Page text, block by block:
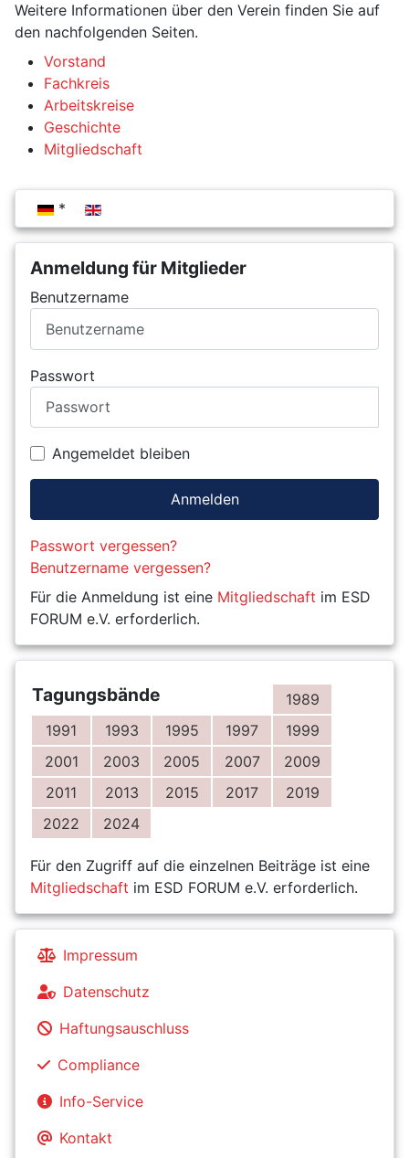
Sprache auswählen
Anmeldung für Mitglieder
Benutzername
Passwort
Angemeldet bleiben
Anmelden
Passwort vergessen?
Benutzername vergessen?
Für die Anmeldung ist eine Mitgliedschaft im ESD
FORUM e.V. erforderlich.
Tagungsbände
1989
1991
1993 1995 1997
1999
2001
2003 2005 2007
2009
2011
2013 2015 2017
2019
2022
2024
Für den Zugriff auf die einzelnen Beiträge ist eine
Mitgliedschaft im ESD FORUM e.V. erforderlich.
Impressum
Datenschutz
Haftungsauschluss
Compliance
Info-Service
Kontakt
Weitere Informationen über den Verein finden Sie auf
den nachfolgenden Seiten.
Vorstand
Fachkreis
Arbeitskreise
Geschichte
Mitgliedschaft